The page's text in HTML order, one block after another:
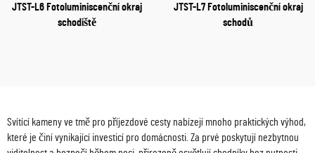
JTST-L6 Fotoluminiscenční okraj
schodiště
JTST-L7 Fotoluminiscenční okraj
schodů
Svítící kameny ve tmě pro příjezdové cesty nabízejí mnoho praktických výhod,
které je činí vynikající investicí pro domácnosti. Za prvé poskytují nezbytnou